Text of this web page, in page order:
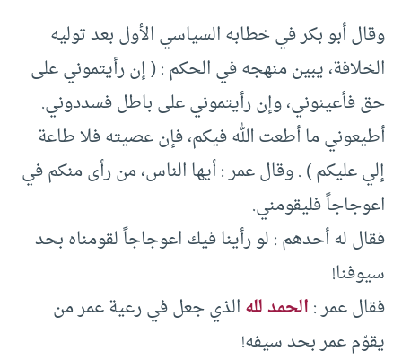
وقال أبو بكر في خطابه السياسي الأول بعد توليه
الخلافة، يبين منهجه في الحكم : ( إن رأيتموني على
حق فأعينوني، وإن رأيتموني على باطل فسددوني.
أطيعوني ما أطعت الله فيكم، فإن عصيته فلا طاعة
إلي عليكم ) . وقال عمر : أيها الناس، من رأى منكم في
اعوجاجاً فليقومني.
فقال له أحدهم : لو رأينا فيك اعوجاجاً لقومناه بحد
سيوفنا!
فقال عمر :الحمد للهالذي جعل في رعية عمر من
يقوّم عمر بحد سيفه!